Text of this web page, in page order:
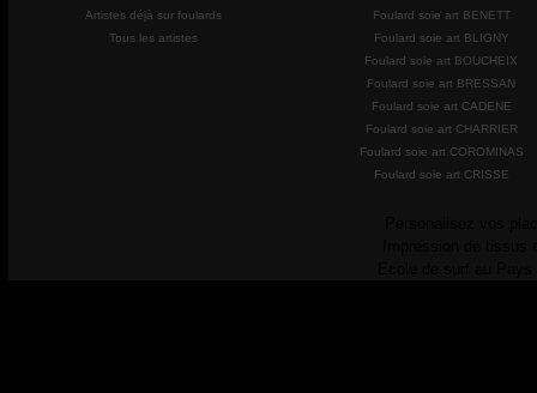
Artistes déjà sur foulards
Tous les artistes
Foulard soie art BENETT
Foulard soie art BLIGNY
Foulard soie art BOUCHEIX
Foulard soie art BRESSAN
Foulard soie art CADENE
Foulard soie art CHARRIER
Foulard soie art COROMINAS
Foulard soie art CRISSE